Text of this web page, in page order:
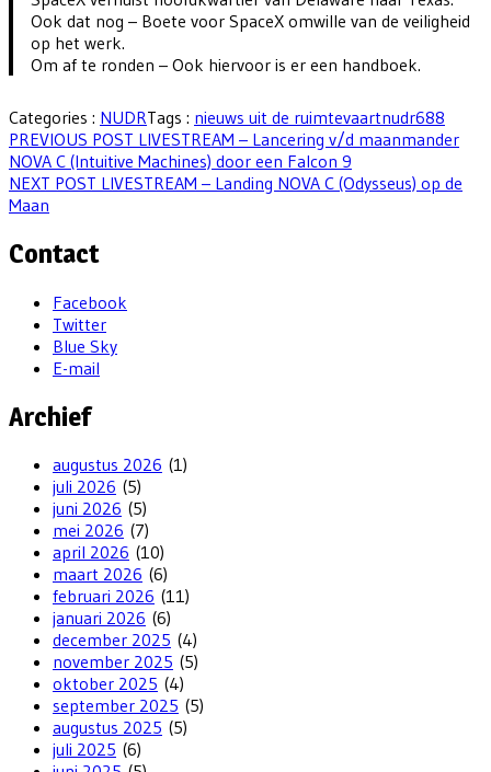
Ook dat nog – Boete voor SpaceX omwille van de veiligheid
op het werk.
Om af te ronden – Ook hiervoor is er een handboek.
Categories : NUDRTags : nieuws uit de ruimtevaartnudr688
Berichtnavigatie
PREVIOUS POST Previous
post:
LIVESTREAM – Lancering v/d maanmander
NOVA C (Intuitive Machines) door een Falcon 9
NEXT POST Next
LIVESTREAM – Landing NOVA C (Odysseus) op de
Maan
Contact
Facebook
Twitter
Blue Sky
E-mail
Archief
augustus 2026 (1)
juli 2026 (5)
juni 2026 (5)
mei 2026 (7)
april 2026 (10)
maart 2026 (6)
februari 2026 (11)
januari 2026 (6)
december 2025 (4)
november 2025 (5)
oktober 2025 (4)
september 2025 (5)
augustus 2025 (5)
juli 2025 (6)